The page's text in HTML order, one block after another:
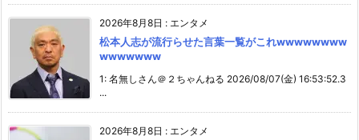
2026年8月8日 : エンタメ
松本人志が流行らせた言葉一覧がこれwwwwwwww
wwwwwww
1: 名無しさん＠２ちゃんねる 2026/08/07(金) 16:53:52.3
...
2026年8月8日 : エンタメ